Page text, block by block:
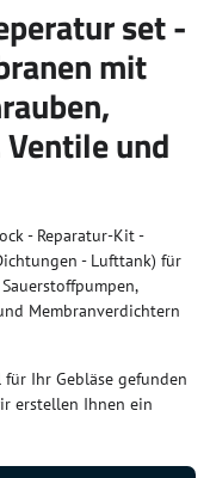
set -
mit
und
- Reparatur-Kit -
- Lufttank) für
Membranverdichtern
Ihr Gebläse gefunden
erstellen Ihnen ein